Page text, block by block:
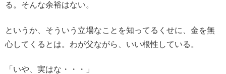
る。そんな余裕はない。
というか、そういう立場なことを知ってるくせに、金を無
心してくるとは。わが父ながら、いい根性している。
「いや、実はな・・・」